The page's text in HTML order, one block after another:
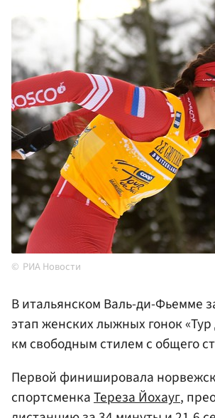
РИА Новости
В итальянском Валь-ди-Фьемме
этап женских лыжных гонок «Тур
км свободным стилем с общего
Первой финишировала
спортсменкаТереза Йохауг,